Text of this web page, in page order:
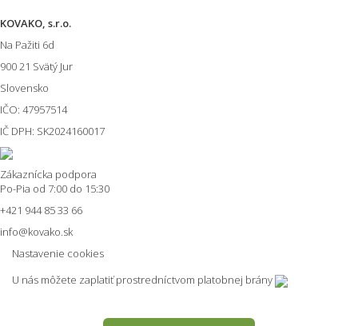
KOVAKO, s.r.o.
Na Pažiti 6d
900 21 Svätý Jur
Slovensko
IČO: 47957514
IČ DPH: SK2024160017
Zákaznícka podpora
Po-Pia od 7:00 do 15:30
+421 944 85 33 66
info@kovako.sk
Nastavenie cookies
U nás môžete zaplatiť prostredníctvom platobnej brány